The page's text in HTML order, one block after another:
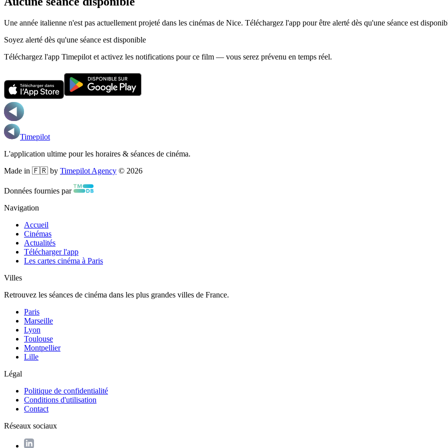
Une année italienne n'est pas actuellement projeté dans les cinémas de Nice. Téléchargez l'app pour être alerté dès qu'une séance est
Soyez alerté dès qu'une séance est disponible
Téléchargez l'app Timepilot et activez les notifications pour ce film — vous serez prévenu en temps réel.
Timepilot
L'application ultime pour les horaires & séances de cinéma.
Made in 🇫🇷 by Timepilot Agency © 2026
Données fournies par
Navigation
Accueil
Cinémas
Actualités
Télécharger l'app
Les cartes cinéma à Paris
Villes
Retrouvez les séances de cinéma dans les plus grandes villes de France.
Paris
Marseille
Lyon
Toulouse
Montpellier
Lille
Légal
Politique de confidentialité
Conditions d'utilisation
Contact
Réseaux sociaux